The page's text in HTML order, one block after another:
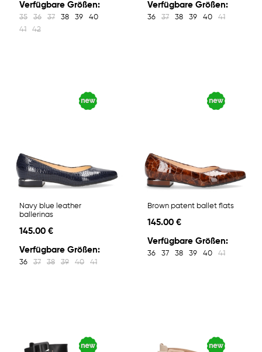
Verfügbare Größen:
35 36 37 38 39
40
41
42
Verfügbare Größen:
36 37 38 39 40 41
Navy blue leather
ballerinas
145.00 €
Verfügbare Größen:
36 37 38 39 40 41
Brown patent ballet flats
145.00 €
Verfügbare Größen:
36 37 38 39 40 41